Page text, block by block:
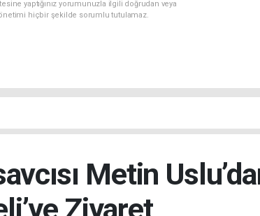
yaptığınız yorumunuzla ilgili doğrudan veya
hiçbir şekilde sorumlu tutulamaz.
Metin
Ziyaret